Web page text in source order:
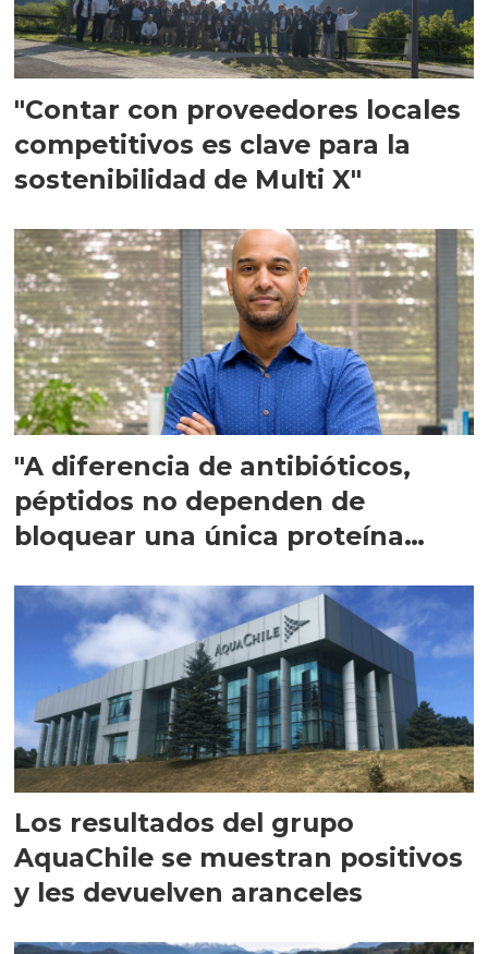
"Contar con proveedores locales
competitivos es clave para la
sostenibilidad de Multi X"
"A diferencia de antibióticos,
péptidos no dependen de
bloquear una única proteína
Los resultados del grupo
AquaChile se muestran positivos
y les devuelven aranceles